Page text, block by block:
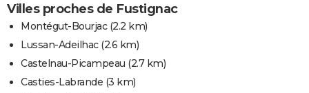
Villes proches de Fustignac
Montégut-Bourjac(2.2 km)
Lussan-Adeilhac(2.6 km)
Castelnau-Picampeau (2.7 km)
Casties-Labrande (3 km)